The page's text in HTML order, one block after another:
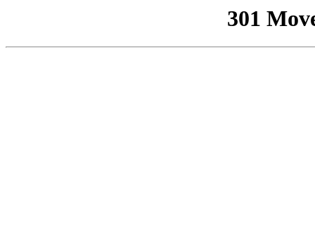
301